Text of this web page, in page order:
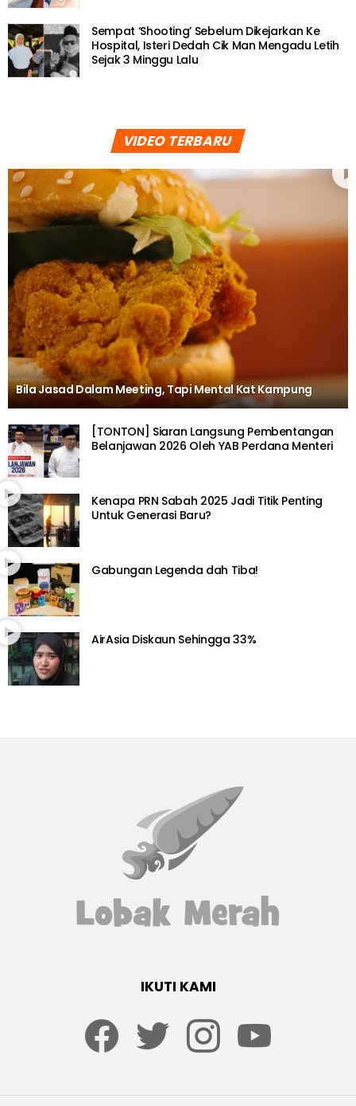
Sempat ‘Shooting’ Sebelum Dikejarkan Ke
Hospital, Isteri Dedah Cik Man Mengadu Letih
Sejak 3 Minggu Lalu
VIDEO TERBARU
Bila Jasad Dalam Meeting, Tapi Mental Kat Kampung
[TONTON] Siaran Langsung Pembentangan
Belanjawan 2026 Oleh YAB Perdana Menteri
Kenapa PRN Sabah 2025 Jadi Titik Penting
Untuk Generasi Baru?
Gabungan Legenda dah Tiba!
AirAsia Diskaun Sehingga 33%
IKUTI KAMI